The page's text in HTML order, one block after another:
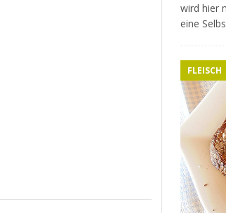
wird hier
eine
FLEISCH